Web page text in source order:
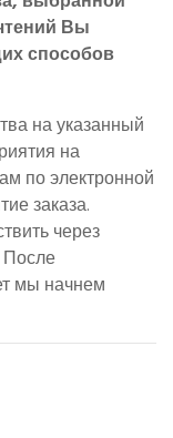
Вы
способов
на указанный
на
по электронной
заказа.
через
После
мы начнем